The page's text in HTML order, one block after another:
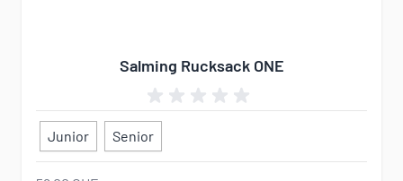
Salming Rucksack ONE
Junior Senior